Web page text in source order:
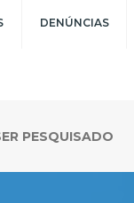
DENÚNCIAS